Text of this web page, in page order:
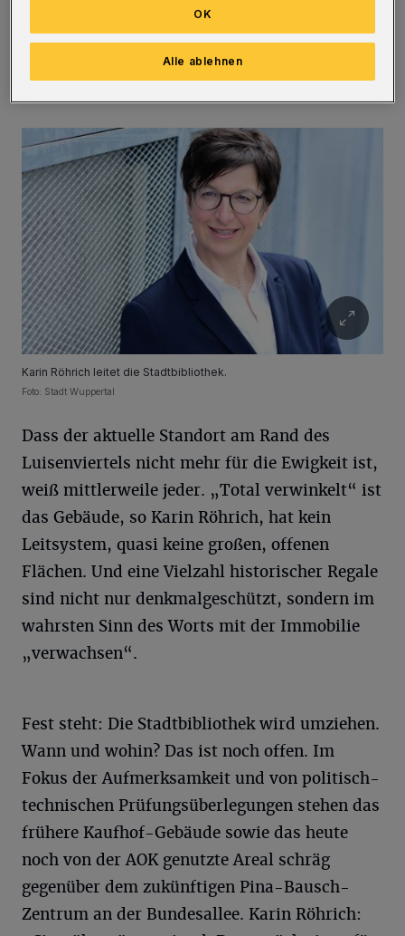
unterschiedliche (Abend-)Events. Weswegen
die Stadtbibliothek übrigens auch vor Kurzem
einen eigenen Veranstaltungsmanager
Karin Röhrich leitet die Stadtbibliothek.
Foto: Stadt Wuppertal
Dass der aktuelle Standort am Rand des
Luisenviertels nicht mehr für die Ewigkeit ist,
weiß mittlerweile jeder. „Total verwinkelt“ ist
das Gebäude, so Karin Röhrich, hat kein
Leitsystem, quasi keine großen, offenen
Flächen. Und eine Vielzahl historischer Regale
sind nicht nur denkmalgeschützt, sondern im
wahrsten Sinn des Worts mit der Immobilie
„verwachsen“.
Fest steht: Die Stadtbibliothek wird umziehen.
Wann und wohin? Das ist noch offen. Im
Fokus der Aufmerksamkeit und von politisch-
technischen Prüfungsüberlegungen stehen das
frühere Kaufhof-Gebäude sowie das heute
noch von der AOK genutzte Areal schräg
gegenüber dem zukünftigen Pina-Bausch-
Zentrum an der Bundesallee. Karin Röhrich:
Alle ablehnen
OK